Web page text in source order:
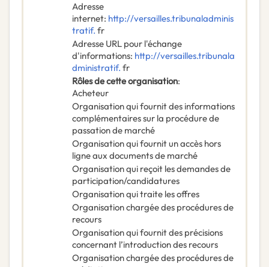
Adresse
internet: http://versailles.tribunaladminis
tratif. fr
Adresse URL pour l'échange
d'informations: http://versailles.tribunala
dministratif. fr
Rôles de cette organisation:
Acheteur
Organisation qui fournit des informations
complémentaires sur la procédure de
passation de marché
Organisation qui fournit un accès hors
ligne aux documents de marché
Organisation qui reçoit les demandes de
participation/candidatures
Organisation qui traite les offres
Organisation chargée des procédures de
recours
Organisation qui fournit des précisions
concernant l’introduction des recours
Organisation chargée des procédures de